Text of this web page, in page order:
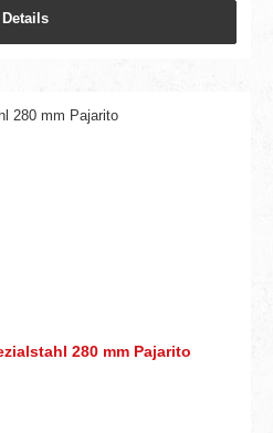
Details
280 mm Pajarito